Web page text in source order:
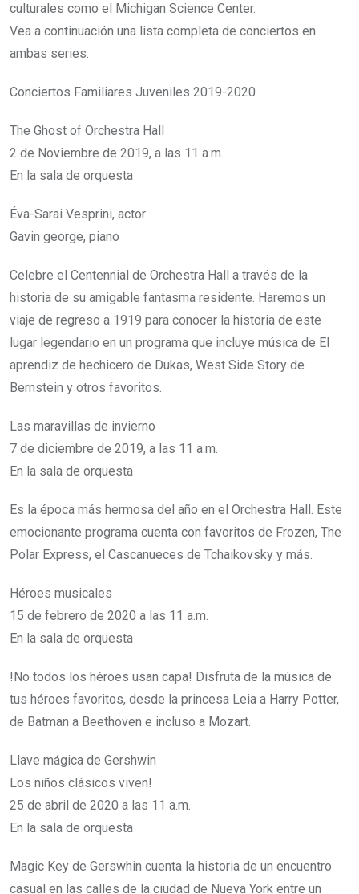
culturales como el Michigan Science Center.
Vea a continuación una lista completa de conciertos en
ambas series.
Conciertos Familiares Juveniles 2019-2020
The Ghost of Orchestra Hall
2 de Noviembre de 2019, a las 11 a.m.
En la sala de orquesta
Éva-Sarai Vesprini, actor
Gavin george, piano
Celebre el Centennial de Orchestra Hall a través de la
historia de su amigable fantasma residente. Haremos un
viaje de regreso a 1919 para conocer la historia de este
lugar legendario en un programa que incluye música de El
aprendiz de hechicero de Dukas, West Side Story de
Bernstein y otros favoritos.
Las maravillas de invierno
7 de diciembre de 2019, a las 11 a.m.
En la sala de orquesta
Es la época más hermosa del año en el Orchestra Hall. Este
emocionante programa cuenta con favoritos de Frozen, The
Polar Express, el Cascanueces de Tchaikovsky y más.
Héroes musicales
15 de febrero de 2020 a las 11 a.m.
En la sala de orquesta
!No todos los héroes usan capa! Disfruta de la música de
tus héroes favoritos, desde la princesa Leia a Harry Potter,
de Batman a Beethoven e incluso a Mozart.
Llave mágica de Gershwin
Los niños clásicos viven!
25 de abril de 2020 a las 11 a.m.
En la sala de orquesta
Magic Key de Gerswhin cuenta la historia de un encuentro
casual en las calles de la ciudad de Nueva York entre un